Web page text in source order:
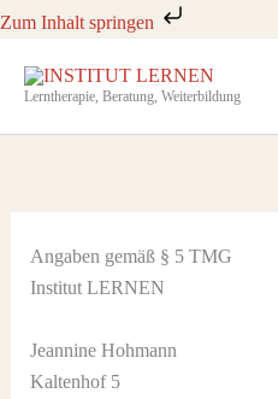
Zum Inhalt springen
Zum
springen
Lerntherapie, Beratung, Weiterbildung
Angaben gemäß § 5 TMG
Institut LERNEN
Jeannine Hohmann
Kaltenhof 5